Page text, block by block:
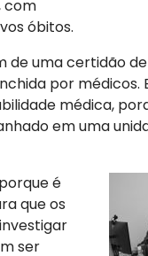
com
óbitos.
uma certidão
por médicos.
médica,
em uma
é
que os
ser